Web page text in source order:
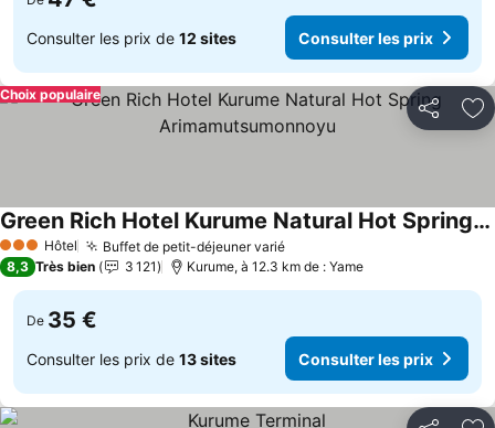
Consulter les prix de 12 sites Consulter les prix
Partager
Choix populaire
3 ÉtoilesHôtel Buffet de petit-déjeuner variéConsulter les prix
Green Rich Hotel Kurume Natural Hot Spring Arimamutsumonnoyu
Consulter les prix
8,3 Très bien 3 121 Kurume, à 12.3 km de : Yame
De 35 €
Consulter les prix de 13 sites Consulter les prix